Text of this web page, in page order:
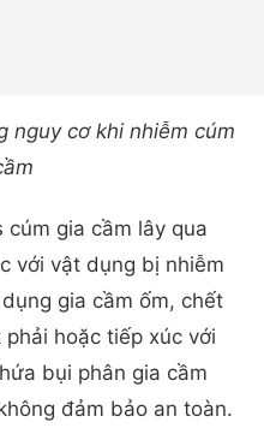
nguy cơ khi nhiễm cúm
cúm gia cầm lây qua
với vật dụng bị nhiễm
gia cầm ốm, chết
hoặc tiếp xúc với
bụi phân gia cầm
đảm bảo an toàn.